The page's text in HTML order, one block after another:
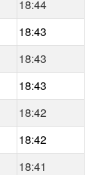
18:44
18:43
18:43
18:43
18:42
18:42
18:41